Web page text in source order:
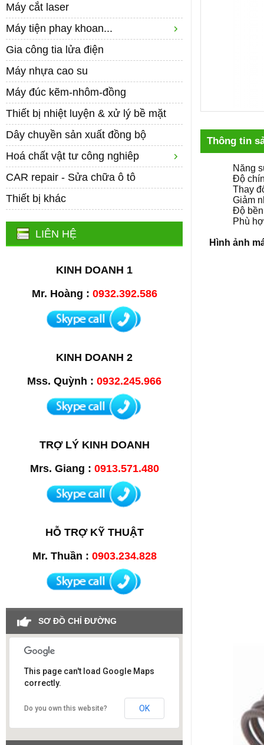
Máy cắt laser
Máy tiện phay khoan...
Gia công tia lửa điện
Máy nhựa cao su
Máy đúc kẽm-nhôm-đồng
Thiết bị nhiệt luyện & xử lý bề mặt
Dây chuyền sản xuất đồng bộ
Hoá chất vật tư công nghiêp
CAR repair - Sửa chữa ô tô
Thiết bị khác
LIÊN HỆ
KINH DOANH 1
Mr. Hoàng : 0932.392.586
KINH DOANH 2
Mss. Quỳnh : 0932.245.966
TRỢ LÝ KINH DOANH
Mrs. Giang : 0913.571.480
HỖ TRỢ KỸ THUẬT
Mr. Thuần : 0903.234.828
SƠ ĐỒ CHỈ ĐƯỜNG
Công ty SAO VIỆT
This page can't load Google Maps
correctly.
Do you own this website? OK
Thông tin
Năng
Độ
Thay
Giảm
Độ
Phù
Hình ảnh